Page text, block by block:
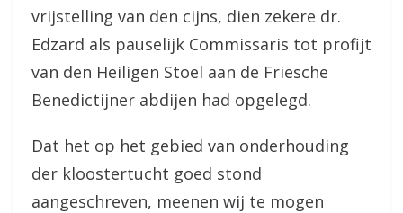
vrijstelling van den cijns, dien zekere dr.
Edzard als pauselijk Commissaris tot profijt
van den Heiligen Stoel aan de Friesche
Benedictijner abdijen had opgelegd.
Dat het op het gebied van onderhouding
der kloostertucht goed stond
aangeschreven, meenen wij te mogen